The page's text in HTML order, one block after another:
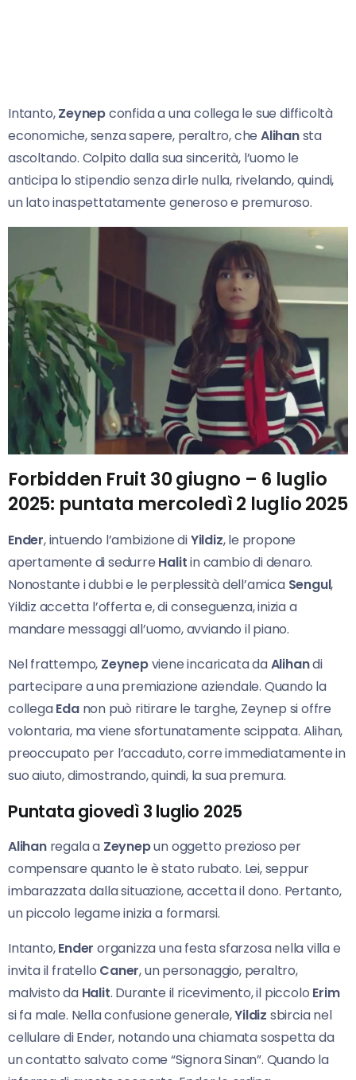
Intanto,Zeynepconfida a una collega le sue difficoltà
economiche, senza sapere, peraltro, che Alihansta
ascoltando. Colpito dalla sua sincerità, l’uomo le
anticipa lo stipendio senza dirle nulla, rivelando, quindi,
un lato inaspettatamente generoso e premuroso.
Forbidden Fruit 30 giugno – 6 luglio
2025: puntata mercoledì 2 luglio 2025
Ender, intuendo l’ambizione diYildiz, le propone
apertamente di sedurre Halitin cambio di denaro.
Nonostante i dubbi e le perplessità dell’amica Sengul,
Yildiz accetta l’offerta e, di conseguenza, inizia a
mandare messaggi all’uomo, avviando il piano.
Nel frattempo, Zeynepviene incaricata daAlihandi
partecipare a una premiazione aziendale. Quando la
collegaEdanon può ritirare le targhe, Zeynep si offre
volontaria, ma viene sfortunatamente scippata. Alihan,
preoccupato per l’accaduto, corre immediatamente in
suo aiuto, dimostrando, quindi, la sua premura.
Puntata giovedì 3 luglio 2025
Alihanregala a Zeynepun oggetto prezioso per
compensare quanto le è stato rubato. Lei, seppur
imbarazzata dalla situazione, accetta il dono. Pertanto,
un piccolo legame inizia a formarsi.
Intanto,Ender organizza una festa sfarzosa nella villa e
invita il fratello Caner, un personaggio, peraltro,
malvisto da Halit. Durante il ricevimento, il piccolo Erim
si fa male. Nella confusione generale,Yildiz sbircia nel
cellulare di Ender, notando una chiamata sospetta da
un contatto salvato come “Signora Sinan”. Quando la